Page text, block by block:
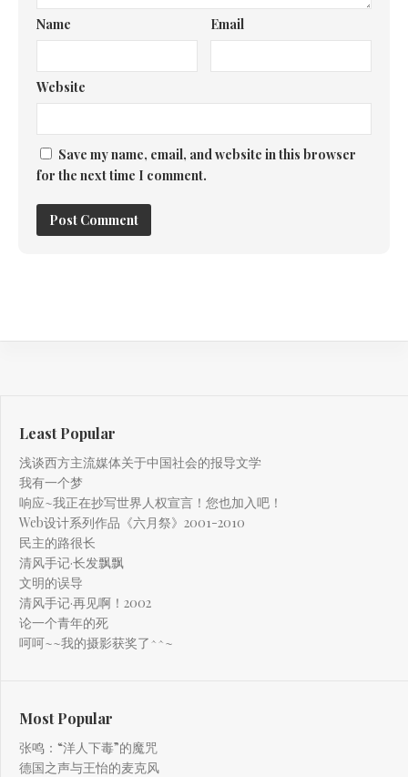
Name Email
Website
Save my name, email, and website in this browser
for the next time I comment.
Least Popular
浅谈西方主流媒体关于中国社会的报导文学
我有一个梦
响应~我正在抄写世界人权宣言！您也加入吧！
Web设计系列作品《六月祭》2001-2010
民主的路很长
清风手记·长发飘飘
文明的误导
清风手记·再见啊！2002
论一个青年的死
呵呵~~我的摄影获奖了^^~
Most Popular
张鸣：“洋人下毒”的魔咒
德国之声与王怡的麦克风